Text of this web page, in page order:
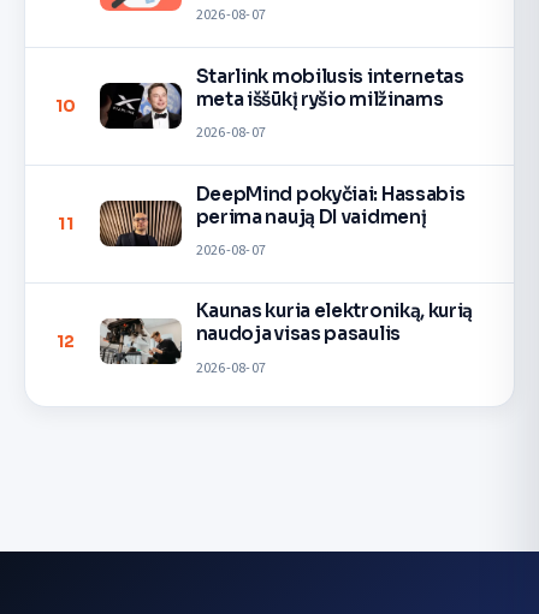
2026-08-07
10
Starlink mobilusis internetas
meta iššūkį ryšio milžinams
2026-08-07
11
DeepMind pokyčiai: Hassabis
perima naują DI vaidmenį
2026-08-07
12
Kaunas kuria elektroniką, kurią
naudoja visas pasaulis
2026-08-07